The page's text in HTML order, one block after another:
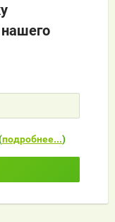
подробнее...)